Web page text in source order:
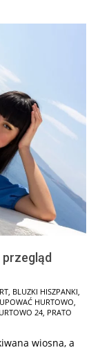
BLUZKI HISZPANKI
HURTOWO
24 PRATO
wiosna, a